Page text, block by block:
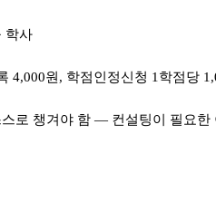
학사
원, 학점인정신청 1학점당
로 챙겨야 함 — 컨설팅이 필요한